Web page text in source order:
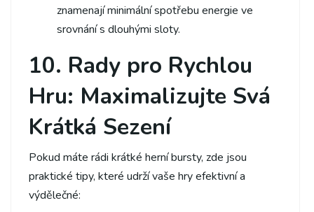
znamenají minimální spotřebu energie ve
srovnání s dlouhými sloty.
10. Rady pro Rychlou
Hru: Maximalizujte Svá
Krátká Sezení
Pokud máte rádi krátké herní bursty, zde jsou
praktické tipy, které udrží vaše hry efektivní a
výdělečné: